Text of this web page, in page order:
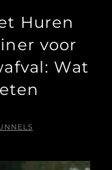
Huren
voor
Wat